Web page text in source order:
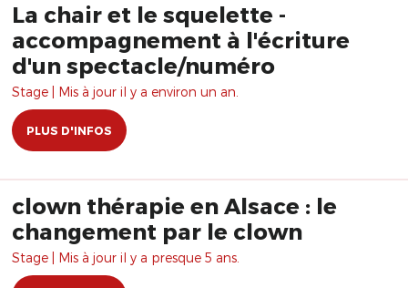
La chair et le squelette -
accompagnement à l'écriture
d'un spectacle/numéro
Stage | Mis à jour il y a environ un an.
PLUS D'INFOS
clown thérapie en Alsace : le
changement par le clown
Stage | Mis à jour il y a presque 5 ans.